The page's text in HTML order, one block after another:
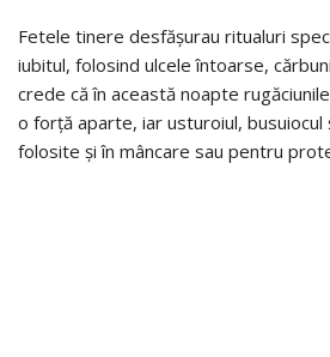
Fetele tinere desfășurau ritualuri
iubitul, folosind ulcele întoarse,
crede că în această noapte
o forță aparte, iar usturoiul, busuiocul
folosite și în mâncare sau pentru